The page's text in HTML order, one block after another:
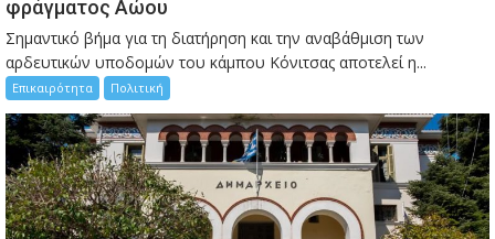
φράγματος Αώου
Σημαντικό βήμα για τη διατήρηση και την αναβάθμιση των
αρδευτικών υποδομών του κάμπου Κόνιτσας αποτελεί η...
Επικαιρότητα Πολιτική